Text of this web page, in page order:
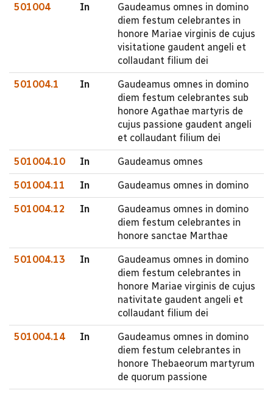
501004 In
Gaudeamus omnes in domino
diem festum celebrantes in
honore Mariae virginis de cujus
visitatione gaudent angeli et
collaudant filium dei
501004.1 In
Gaudeamus omnes in domino
diem festum celebrantes sub
honore Agathae martyris de
cujus passione gaudent angeli
et collaudant filium dei
501004.10 In Gaudeamus omnes
501004.11 In Gaudeamus omnes in domino
501004.12 In
Gaudeamus omnes in domino
diem festum celebrantes in
honore sanctae Marthae
501004.13 In
Gaudeamus omnes in domino
diem festum celebrantes in
honore Mariae virginis de cujus
nativitate gaudent angeli et
collaudant filium dei
501004.14 In
Gaudeamus omnes in domino
diem festum celebrantes in
honore Thebaeorum martyrum
de quorum passione